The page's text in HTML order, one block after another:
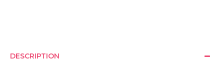
DESCRIPTION